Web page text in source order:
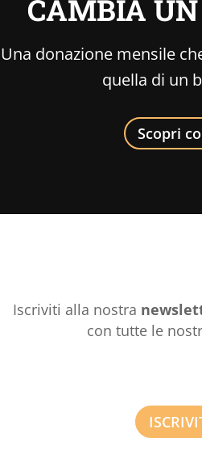
CAMBIA
Una donazione mensile
quella di un
Scopri
Iscriviti alla nostra
con tutte le